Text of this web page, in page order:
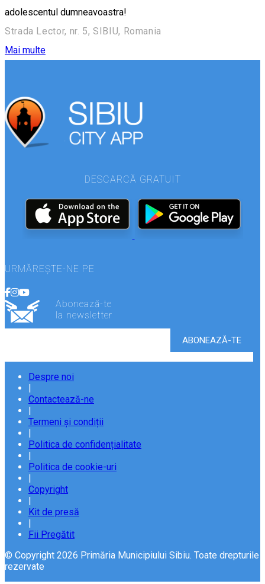
adolescentul dumneavoastra!
Strada Lector, nr. 5, SIBIU, Romania
Mai multe
DESCARCĂ GRATUIT
URMĂREȘTE-NE PE
Abonează-te
la newsletter
Despre noi
|
Contactează-ne
|
Termeni și condiții
|
Politica de confidențialitate
|
Politica de cookie-uri
|
Copyright
|
Kit de presă
|
Fii Pregătit
© Copyright 2026 Primăria Municipiului Sibiu. Toate drepturile
rezervate